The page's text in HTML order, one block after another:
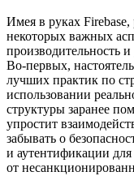
Имея в руках
некоторых важных
производительность
Во-первых,
лучших практик по
использовании
структуры заранее
упростит
забывать о
и аутентификации
от